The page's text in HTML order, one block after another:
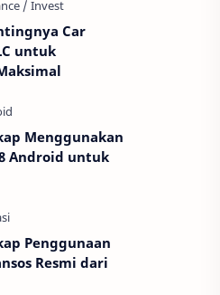
Car
untuk
Menggunakan
Android untuk
Penggunaan
Resmi dari